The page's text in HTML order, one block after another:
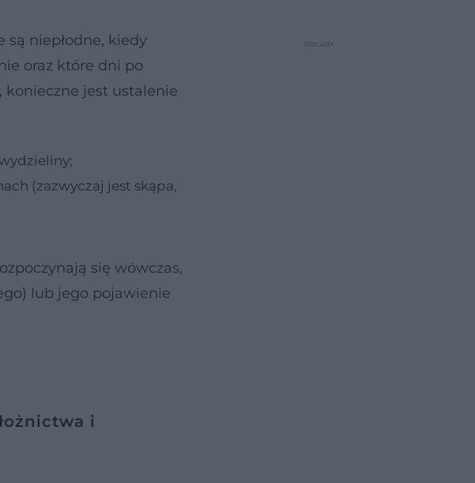
niepłodne, kiedy
oraz które dni po
konieczne jest ustalenie
(zazwyczaj jest skąpa,
się wówczas,
lub jego pojawienie
i